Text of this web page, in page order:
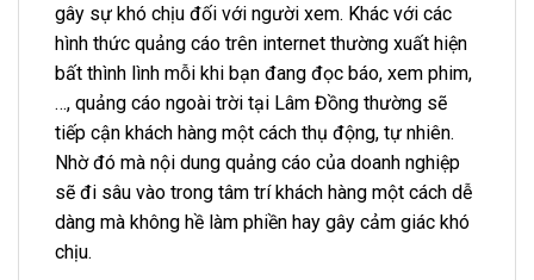
gây sự khó chịu đối với người xem. Khác với các
hình thức quảng cáo trên internet thường xuất hiện
bất thình lình mỗi khi bạn đang đọc báo, xem phim,
…, quảng cáo ngoài trời tại Lâm Đồng thường sẽ
tiếp cận khách hàng một cách thụ động, tự nhiên.
Nhờ đó mà nội dung quảng cáo của doanh nghiệp
sẽ đi sâu vào trong tâm trí khách hàng một cách dễ
dàng mà không hề làm phiền hay gây cảm giác khó
chịu.